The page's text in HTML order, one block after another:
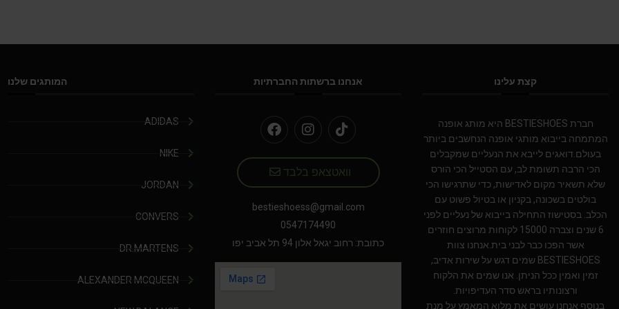
קצת עלינו
חברת BESTIESHOES היא מותג אופנה
המתמחה בייבוא מותגי אופנה הנחשבים ביותר
בעולם.דואגים לייבא את הנעליים שמקבלים
הכי הרבה תשומת לב, עם הסטייל הכי הורס
שלא תשאיר מקום לאדישות, כדי שתרגישו הכי
בולטים בשכונה, בקניון או בטיול פשוט עם
הכלב. בסטישוז התחילה בייבוא של נעליים לפני
6 שנים וצברה 15000 לקוחות מרוצים חוזרים
אשר הפכו כבר לבני בית.אנחנו צוות
BESTIESHOES שמים דגש על שירות אדיב,
זמין ואמין ככל הניתן. אנו שמים את הלקוח
ורצונותיו בראש סדר העדיפויות.
בנוסף אנחנו עושים את מלוא המאמץ על מנת
אנחנו ברשתות החברתיות
וואטצאפ בלבד
bestieshoess@gmail.com
0547174490
כתובת: רחוב יגאל אלון 94 תל אביב יפו
המותגים שלנו
ADIDAS
NIKE
JORDAN
CONVERS
DR.MARTENS
ALEXANDER MCQUEEN